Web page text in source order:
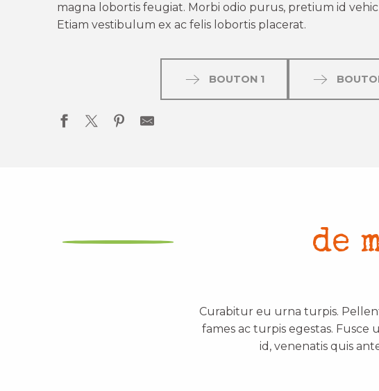
magna lobortis feugiat. Morbi odio purus, pretium id
Etiam vestibulum ex ac felis lobortis placerat.
BOUTON 1
de
Curabitur eu urna turpis.
fames ac turpis egestas.
id, venenatis quis